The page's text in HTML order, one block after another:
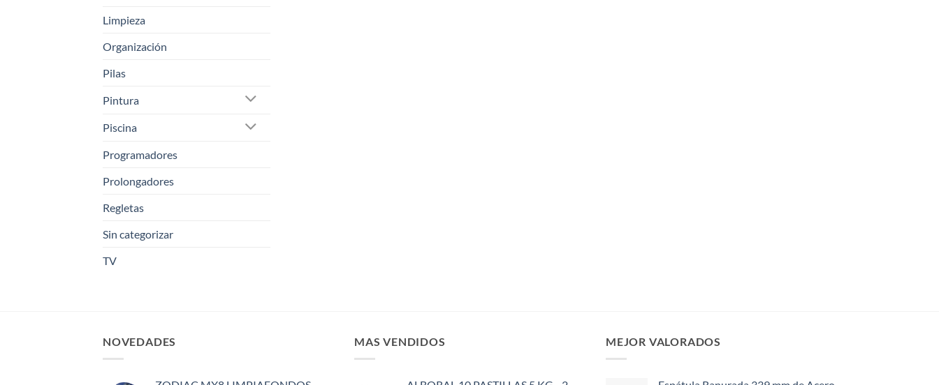
Limpieza
Organización
Pilas
Pintura
Piscina
Programadores
Prolongadores
Regletas
Sin categorizar
TV
NOVEDADES MAS VENDIDOS MEJOR VALORADOS